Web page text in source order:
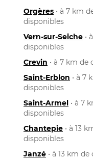
Orgères • à 7 km
disponibles
Vern-sur-Seiche •
disponibles
Crevin • à 7 km de
Saint-Erblon • à 7
disponibles
Saint-Armel • à 7
disponibles
Chantepie • à 13
disponibles
Janzé • à 13 km